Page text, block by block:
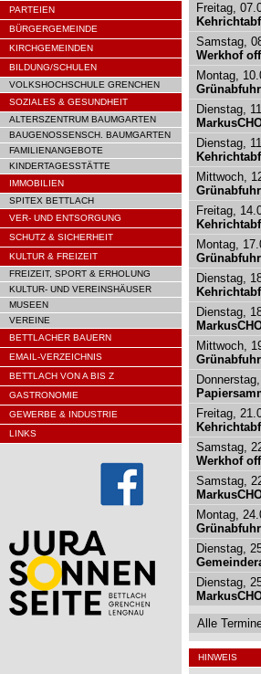
PARTEIEN
BÜRGERGEMEINDE
KIRCHGEMEINDEN
BILDUNG/SCHULEN
VOLKSHOCHSCHULE GRENCHEN
SOZIALES & GESUNDHEIT
ALTERSZENTRUM BAUMGARTEN
BAUGENOSSENSCH. BAUMGARTEN
FAMILIENANGEBOTE
KINDERTAGESSTÄTTE
IMMOBILIEN
SPITEX BETTLACH
VER- UND ENTSORGUNG
SCHUTZ & SICHERHEIT
KULTUR & FREIZEIT
FREIZEIT, SPORT & ERHOLUNG
KULTUR- UND VEREINSHÄUSER
MUSEEN
VEREINE
BETTLACHER BAUERN
EMAIL-VERZEICHNIS
BETTLACH VON A BIS Z
GASTRONOMIE
GEWERBE & INDUSTRIE
LINKS
Freitag,
Samstag,
Werkhof
Montag,
Dienstag,
Dienstag,
Mittwoch,
Freitag,
Montag,
Dienstag,
Dienstag,
Mittwoch,
Freitag,
Samstag,
Werkhof
Samstag,
Montag,
Dienstag,
Dienstag,
Alle
HINWEIS